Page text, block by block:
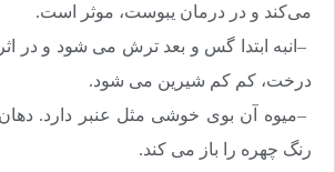
می‌کند و در درمان یبوست، موثر است.
–انبه ابتدا گس و بعد ترش می شود و در
درخت، کم کم شیرین می شود.
–میوه آن بوی خوشی مثل عنبر دارد.
رنگ چهره را باز می کند.